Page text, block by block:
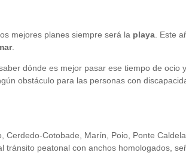
mejores planes siempre será la playa . Este
.
dónde es mejor pasar ese tiempo de ocio
obstáculo para las personas con
Cerdedo-Cotobade, Marín, Poio, Ponte
tránsito peatonal con anchos homologados,